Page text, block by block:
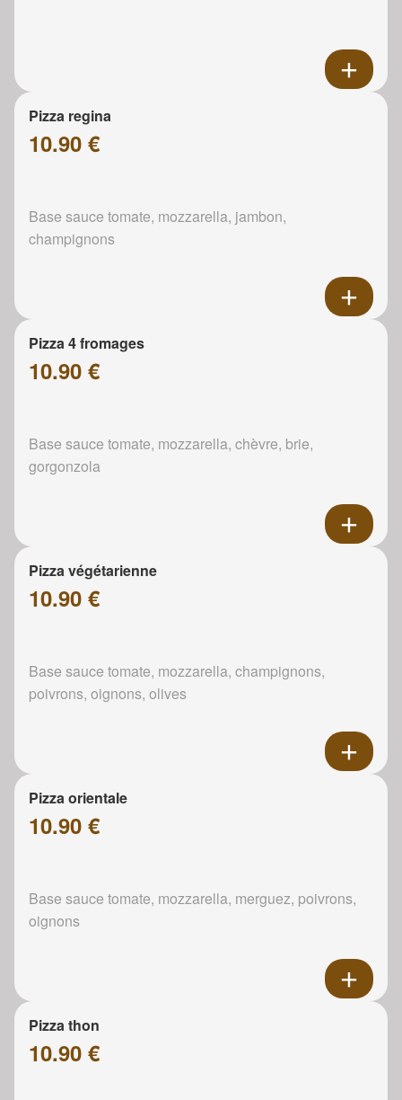
Pizza regina
10.90 €
Base sauce tomate, mozzarella, jambon,
champignons
Pizza 4 fromages
10.90 €
Base sauce tomate, mozzarella, chèvre, brie,
gorgonzola
Pizza végétarienne
10.90 €
Base sauce tomate, mozzarella, champignons,
poivrons, oignons, olives
Pizza orientale
10.90 €
Base sauce tomate, mozzarella, merguez, poivrons,
oignons
Pizza thon
10.90 €